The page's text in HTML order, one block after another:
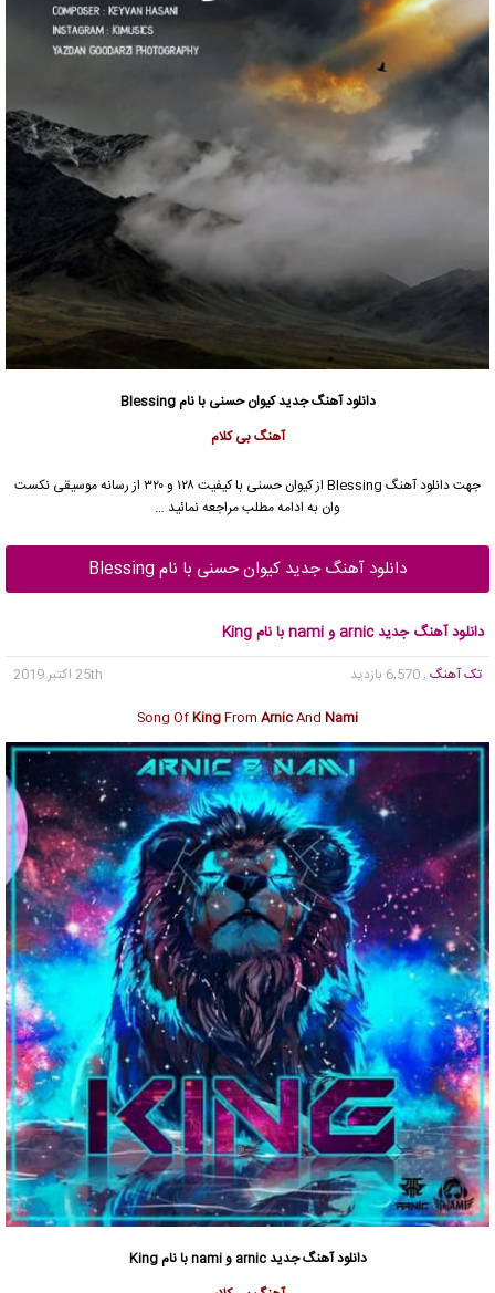
دانلود آهنگ جدیدکیوان حسنی با نام Blessing
آهنگ بی کلام
جهت دانلود آهنگ Blessing از کیوان حسنی با کیفیت ۱۲۸ و ۳۲۰ از رسانه موسیقی نکست
وان به ادامه مطلب مراجعه نمائید …
دانلود آهنگ جدید کیوان حسنی با نام Blessing
دانلود آهنگ جدید arnic و nami با نام King
تک آهنگ , 6,570 بازدید
25th اکتبر 2019
Song OfKingFrom ArnicAnd Nami
دانلود آهنگ جدیدarnic و nami با نام King